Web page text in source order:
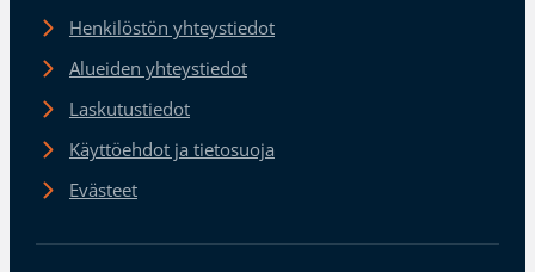
Henkilöstön yhteystiedot
Alueiden yhteystiedot
Laskutustiedot
Käyttöehdot ja tietosuoja
Evästeet